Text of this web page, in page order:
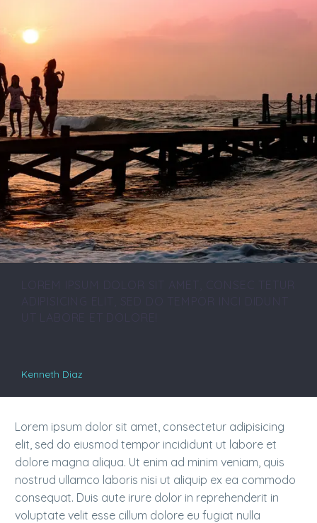
Kenneth Diaz
Lorem ipsum dolor sit amet, consectetur adipisicing
elit, sed do eiusmod tempor incididunt ut labore et
dolore magna aliqua. Ut enim ad minim veniam, quis
nostrud ullamco laboris nisi ut aliquip ex ea commodo
consequat. Duis aute irure dolor in reprehenderit in
voluptate velit esse cillum dolore eu fugiat nulla